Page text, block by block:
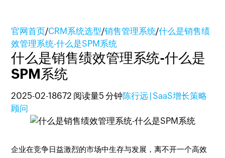
官网首页/CRM系统选型/销售管理系统/什么是销售绩
效管理系统-什么是SPM系统
什么是销售绩效管理系统-什么是
SPM系统
2025-02-18672 阅读量5 分钟陈行远 | SaaS增长策略
顾问
企业在竞争日益激烈的市场中生存与发展，离不开一个高效